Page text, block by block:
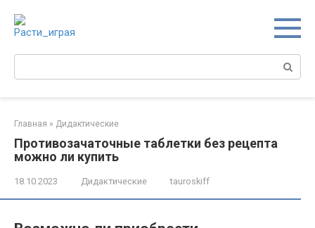
контенту
Поиск:
Главная » Дидактические
Противозачаточные таблетки без рецепта
можно ли купить
18.10.2023 Дидактические tauroskiff